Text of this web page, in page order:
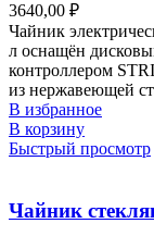
3640,00 ₽
Чайник
л оснащён
контроллером
из нержавеющей
В избранное
В корзину
Быстрый просмотр
Чайник